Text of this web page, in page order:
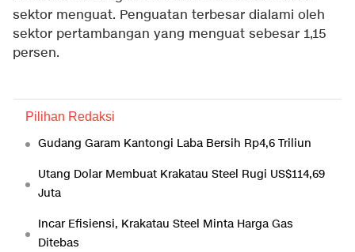
sektor menguat. Penguatan terbesar dialami oleh
sektor pertambangan yang menguat sebesar 1,15
persen.
Pilihan Redaksi
Gudang Garam Kantongi Laba Bersih Rp4,6 Triliun
Utang Dolar Membuat Krakatau Steel Rugi US$114,69
Juta
Incar Efisiensi, Krakatau Steel Minta Harga Gas
Ditebas